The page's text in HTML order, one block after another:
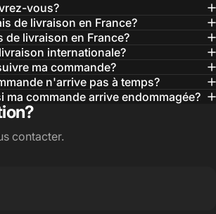
vous?
de livraison en France?
de livraison en France?
internationale?
ma commande?
n'arrive pas à temps?
ma commande arrive endommagée?
contacter.